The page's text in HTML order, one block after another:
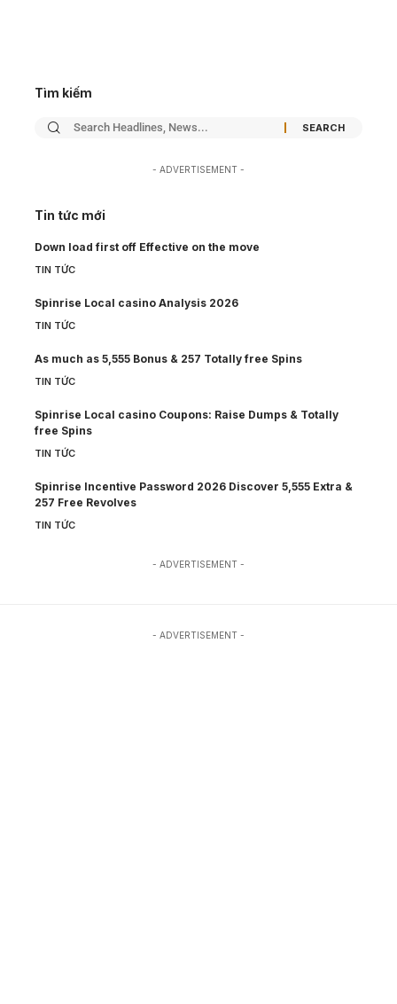
Tìm kiếm
- ADVERTISEMENT -
Tin tức mới
Down load first off Effective on the move
TIN TỨC
Spinrise Local casino Analysis 2026
TIN TỨC
As much as 5,555 Bonus & 257 Totally free Spins
TIN TỨC
Spinrise Local casino Coupons: Raise Dumps & Totally
free Spins
TIN TỨC
Spinrise Incentive Password 2026 Discover 5,555 Extra &
257 Free Revolves
TIN TỨC
- ADVERTISEMENT -
- ADVERTISEMENT -